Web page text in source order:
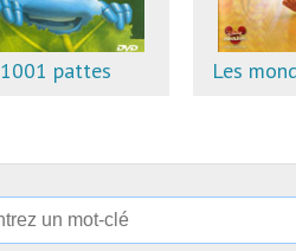
1001 pattes Les